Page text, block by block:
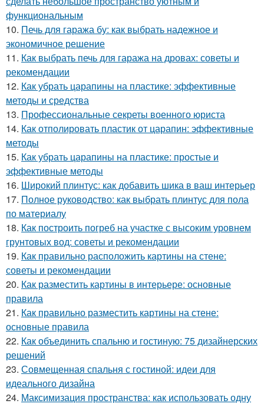
функциональным
10. Печь для гаража бу: как выбрать надежное и
экономичное решение
11. Как выбрать печь для гаража на дровах: советы и
рекомендации
12. Как убрать царапины на пластике: эффективные
методы и средства
13. Профессиональные секреты военного юриста
14. Как отполировать пластик от царапин: эффективные
методы
15. Как убрать царапины на пластике: простые и
эффективные методы
16. Широкий плинтус: как добавить шика в ваш интерьер
17. Полное руководство: как выбрать плинтус для пола
по материалу
18. Как построить погреб на участке с высоким уровнем
грунтовых вод: советы и рекомендации
19. Как правильно расположить картины на стене:
советы и рекомендации
20. Как разместить картины в интерьере: основные
правила
21. Как правильно разместить картины на стене:
основные правила
22. Как объединить спальню и гостиную: 75 дизайнерских
решений
23. Совмещенная спальня с гостиной: идеи для
идеального дизайна
24. Максимизация пространства: как использовать одну